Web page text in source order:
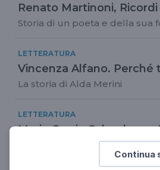
Continua
Renato Martinoni,
Storia di un poeta e della sua
LETTERATURA
Vincenza Alfano. Perché
La storia di Alda Merini
LETTERATURA
Maria Grazia
Mia madre, un caso di cronaca